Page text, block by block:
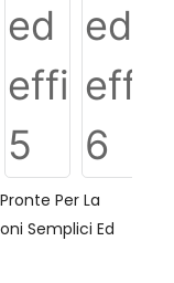
Per La
Semplici Ed